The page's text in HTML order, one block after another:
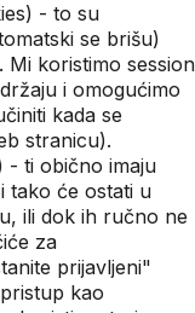
- to su
se brišu)
Mi koristimo session
i omogućimo
kada se
stranicu).
- ti obično imaju
tako će ostati u
ili dok ih ručno ne
za
prijavljeni"
kao